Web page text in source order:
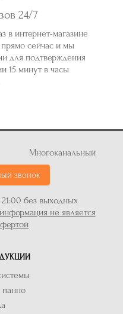
24/7
в интернет-магазине
сейчас и мы
для подтверждения
15 минут в часы
Многоканальный
звонок
без выходных
не является
панно